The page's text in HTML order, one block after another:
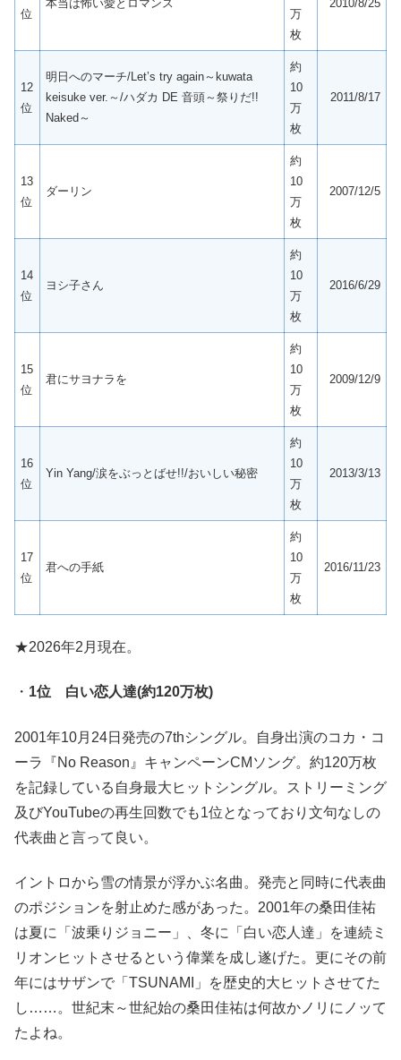
位
本当は怖い愛とロマンス
万
枚
2010/8/25
12
位
明日へのマーチ/Let’s try again～kuwata
keisuke ver.～/ハダカ DE 音頭～祭りだ!!
Naked～
約
10
万
枚
2011/8/17
13
位
ダーリン
約
10
万
枚
2007/12/5
14
位
ヨシ子さん
約
10
万
枚
2016/6/29
15
位
君にサヨナラを
約
10
万
枚
2009/12/9
16
位
Yin Yang/涙をぶっとばせ!!/おいしい秘密
約
10
万
枚
2013/3/13
17
位
君への手紙
約
10
万
枚
2016/11/23
★2026年2月現在。
・ 1位 白い恋人達(約120万枚)
2001年10月24日発売の7thシングル。自身出演のコカ・コ
ーラ『No Reason』キャンペーンCMソング。約120万枚
を記録している自身最大ヒットシングル。ストリーミング
及びYouTubeの再生回数でも1位となっており文句なしの
代表曲と言って良い。
イントロから雪の情景が浮かぶ名曲。発売と同時に代表曲
のポジションを射止めた感があった。2001年の桑田佳祐
は夏に「波乗りジョニー」、冬に「白い恋人達」を連続ミ
リオンヒットさせるという偉業を成し遂げた。更にその前
年にはサザンで「TSUNAMI」を歴史的大ヒットさせてた
し……。世紀末～世紀始の桑田佳祐は何故かノリにノッて
たよね。